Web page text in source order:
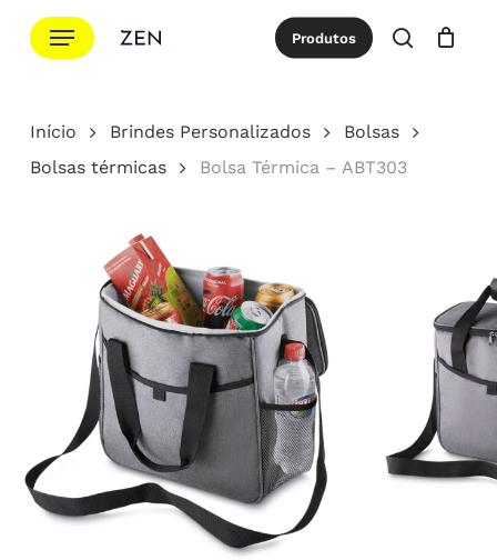
para
principal
Menu Produtos
procurar
Cotação Close
Início Brindes Personalizados
Bolsas
Bolsas térmicas
Bolsa Térmica – ABT303